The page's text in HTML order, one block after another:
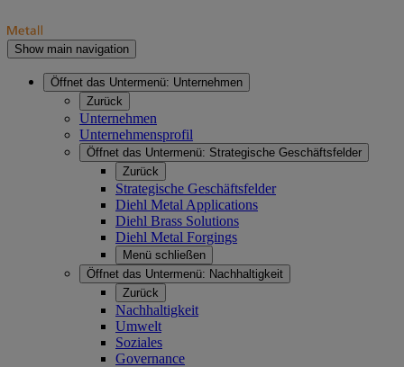
Show main navigation
Öffnet das Untermenü: Unternehmen
Zurück
Unternehmen
Unternehmensprofil
Öffnet das Untermenü: Strategische Geschäftsfelder
Zurück
Strategische Geschäftsfelder
Diehl Metal Applications
Diehl Brass Solutions
Diehl Metal Forgings
Menü schließen
Öffnet das Untermenü: Nachhaltigkeit
Zurück
Nachhaltigkeit
Umwelt
Soziales
Governance